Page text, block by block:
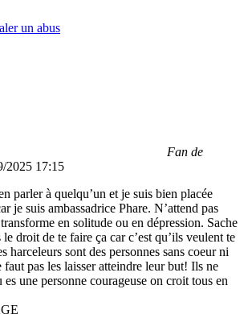
un abus
Fan de
2025 17:15
parler à quelqu’un et je suis bien placée
je suis ambassadrice Phare. N’attend pas
en solitude ou en dépression. Sache
le droit de te faire ça car c’est qu’ils veulent te
harceleurs sont des personnes sans coeur ni
pas les laisser atteindre leur but! Ils ne
es une personne courageuse on croit tous en